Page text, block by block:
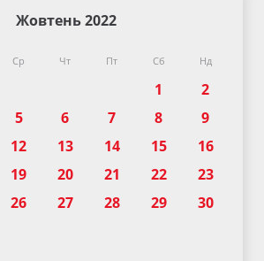
Жовтень 2022
Ср Чт Пт Сб Нд
1
2
5 6 7 8
9
12 13 14 15
16
19 20 21 22
23
26 27 28 29
30